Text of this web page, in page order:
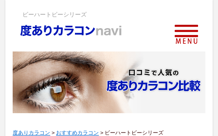
ビーハートビーシリーズ
度ありカラコン > おすすめカラコン > ビーハートビーシリーズ